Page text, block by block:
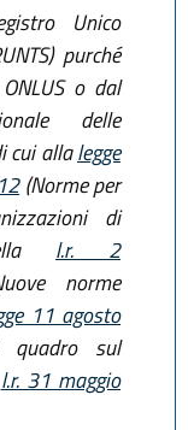
Unico
purché
o dal
delle
cui allalegge
(Norme per
di
l.r. 2
norme
11 agosto
quadro sul
l.r. 31 maggio